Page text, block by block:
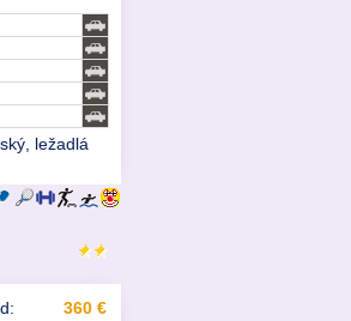
ležadlá
360 €